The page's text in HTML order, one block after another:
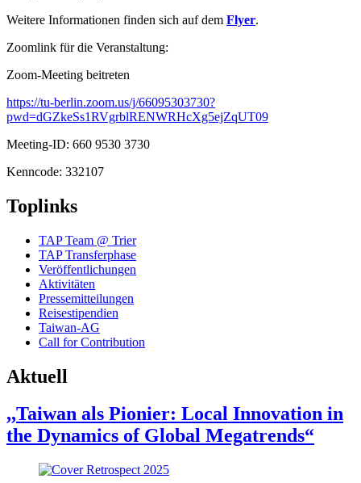
Weitere Informationen finden sich auf dem Flyer.
Zoomlink für die Veranstaltung:
Zoom-Meeting beitreten
https://tu-berlin.zoom.us/j/66095303730?
pwd=dGZkeSs1RVgrblRENWRHcXg5ejZqUT09
Meeting-ID: 660 9530 3730
Kenncode: 332107
Toplinks
TAP Team @ Trier
TAP Transferphase
Veröffentlichungen
Aktivitäten
Pressemitteilungen
Reisestipendien
Taiwan-AG
Call for Contribution
Aktuell
,,Taiwan als Pionier: Local Innovation in
the Dynamics of Global Megatrends“